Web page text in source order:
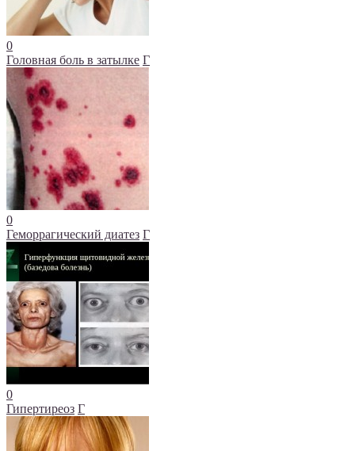
0
Головная боль в затылке Г
0
Геморрагический диатез Г
0
Гипертиреоз Г